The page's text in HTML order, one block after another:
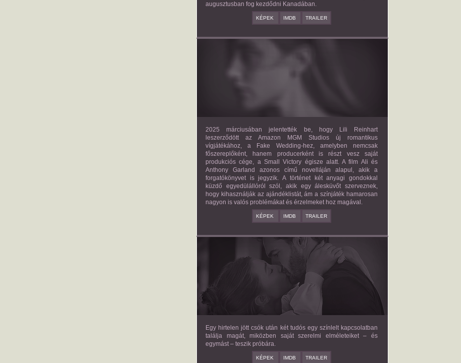
augusztusban fog kezdődni Kanadában.
KÉPEK IMDB TRAILER
FAKE WEDDING
2025 márciusában jelentették be, hogy Lili Reinhart
leszerződött az Amazon MGM Studios új romantikus
vígjátékához, a Fake Wedding-hez, amelyben nemcsak
főszereplőként, hanem producerként is részt vesz saját
produkciós cége, a Small Victory égisze alatt. A film Ali és
Anthony Garland azonos című novelláján alapul, akik a
forgatókönyvet is jegyzik. A történet két anyagi gondokkal
küzdő egyedülállóról szól, akik egy álesküvőt szerveznek,
hogy kihasználják az ajándéklistát, ám a színjáték hamarosan
nagyon is valós problémákat és érzelmeket hoz magával.
KÉPEK IMDB TRAILER
THE LOVE HYPOTHESIS
2026/09/23
OLIVE SMITH
Egy hirtelen jött csók után két tudós egy színlelt kapcsolatban
találja magát, miközben saját szerelmi elméleteiket – és
egymást – teszik próbára.
KÉPEK IMDB TRAILER